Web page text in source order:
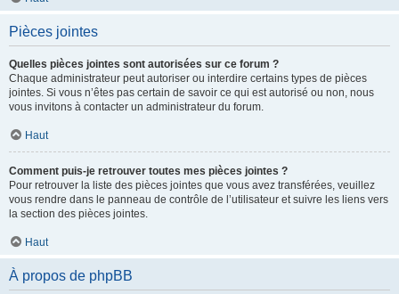
Pièces jointes
Quelles pièces jointes sont autorisées sur ce forum ?
Chaque administrateur peut autoriser ou interdire certains types de pièces
jointes. Si vous n’êtes pas certain de savoir ce qui est autorisé ou non, nous
vous invitons à contacter un administrateur du forum.
Haut
Comment puis-je retrouver toutes mes pièces jointes ?
Pour retrouver la liste des pièces jointes que vous avez transférées, veuillez
vous rendre dans le panneau de contrôle de l’utilisateur et suivre les liens vers
la section des pièces jointes.
Haut
À propos de phpBB